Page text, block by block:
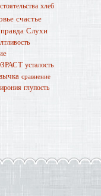
хлеб
счастье
правда Слухи
усталость
сравнение
ирония глупость